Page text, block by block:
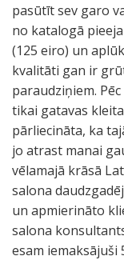
pasūtīt sev garo
no katalogā
(125 eiro) un
kvalitāti gan ir
paraudziņiem.
tikai gatavas
pārliecināta, ka
jo atrast manai
vēlamajā krāsā
salona
un apmierināto
salona
esam iemaksājuši